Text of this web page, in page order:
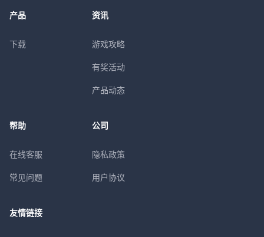
产品
下载
资讯
游戏攻略
有奖活动
产品动态
帮助
在线客服
常见问题
公司
隐私政策
用户协议
友情链接